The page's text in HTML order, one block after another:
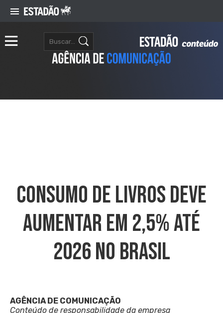
Consumo De Livros Deve
Aumentar Em 2,5% Até
2026 No Brasil
AGÊNCIA DE COMUNICAÇÃO
Conteúdo de responsabilidade da empresa